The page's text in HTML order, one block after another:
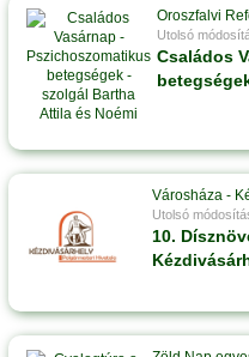
Oroszfalvi
Utolsó
Családos
Városháza -
Utolsó
10.